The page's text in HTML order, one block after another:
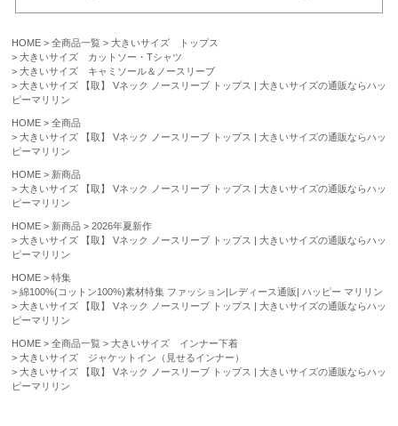
HOME 全商品一覧
大きいサイズ トップス
大きいサイズ カットソー・Tシャツ
大きいサイズ キャミソール＆ノースリーブ
大きいサイズ 【取】 Vネック ノースリーブ トップス | 大きいサイズの通販ならハッ
ピーマリリン
HOME
全商品
大きいサイズ 【取】 Vネック ノースリーブ トップス | 大きいサイズの通販ならハッ
ピーマリリン
HOME
新商品
大きいサイズ 【取】 Vネック ノースリーブ トップス | 大きいサイズの通販ならハッ
ピーマリリン
HOME 新商品
2026年夏新作
大きいサイズ 【取】 Vネック ノースリーブ トップス | 大きいサイズの通販ならハッ
ピーマリリン
HOME
特集
綿100%(コットン100%)素材特集 ファッション|レディース通販| ハッピー マリリン
大きいサイズ 【取】 Vネック ノースリーブ トップス | 大きいサイズの通販ならハッ
ピーマリリン
HOME 全商品一覧
大きいサイズ インナー下着
大きいサイズ ジャケットイン（見せるインナー）
大きいサイズ 【取】 Vネック ノースリーブ トップス | 大きいサイズの通販ならハッ
ピーマリリン